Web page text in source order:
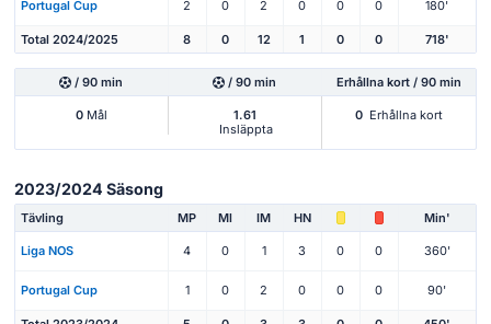
Portugal Cup 2 0 2 0 0 0 180'
Total 2024/2025 8 0 12 1 0 0 718'
/ 90 min / 90 min Erhållna kort / 90 min
0Mål
1.61
Insläppta
0 Erhållna kort
2023/2024 Säsong
Tävling MP Ml IM HN Min'
Liga NOS 4 0 1 3 0 0 360'
Portugal Cup 1 0 2 0 0 0 90'